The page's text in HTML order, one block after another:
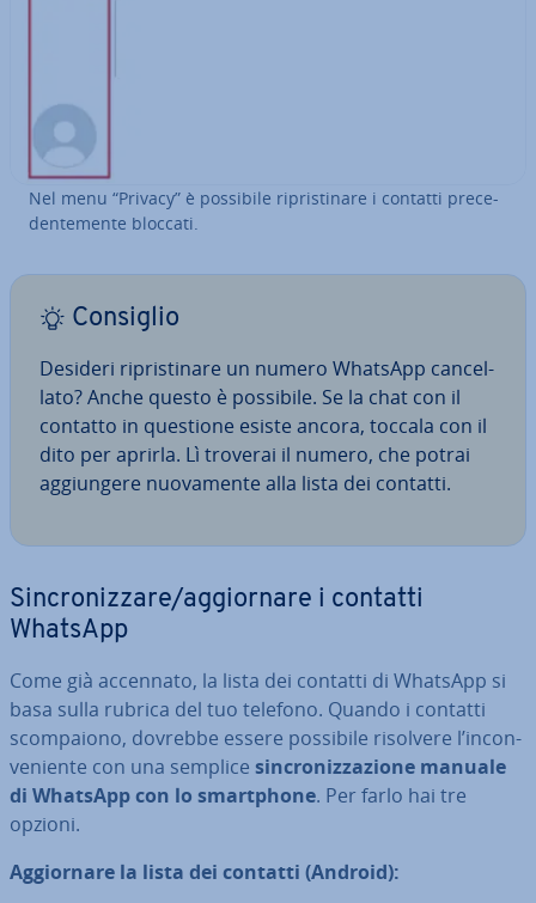
Nel menu “Privacy” è possibile ri­pri­sti­na­re i contatti pre­ce­
den­te­men­te bloccati.
Consiglio
Desideri ri­pri­sti­na­re un numero WhatsApp can­cel­
la­to? Anche questo è possibile. Se la chat con il
contatto in questione esiste ancora, toccala con il
dito per aprirla. Lì troverai il numero, che potrai
ag­giun­ge­re nuo­va­men­te alla lista dei contatti.
Sin­cro­niz­za­re/ag­gior­na­re i contatti
WhatsApp
Come già accennato, la lista dei contatti di WhatsApp si
basa sulla rubrica del tuo telefono. Quando i contatti
scom­pa­io­no, dovrebbe essere possibile risolvere l’in­con­
ve­nien­te con una semplice sin­cro­niz­za­zio­ne manuale
di WhatsApp con lo smart­pho­ne. Per farlo hai tre
opzioni.
Ag­gior­na­re la lista dei contatti (Android):